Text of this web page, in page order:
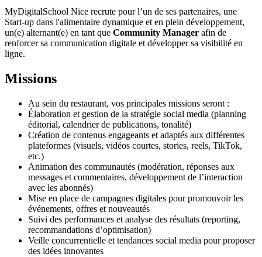
MyDigitalSchool Nice recrute pour l’un de ses partenaires, une
Start-up dans l'alimentaire dynamique et en plein développement,
un(e) alternant(e) en tant que Community Manager afin de
renforcer sa communication digitale et développer sa visibilité en
ligne.
Missions
Au sein du restaurant, vos principales missions seront :
Élaboration et gestion de la stratégie social media (planning
éditorial, calendrier de publications, tonalité)
Création de contenus engageants et adaptés aux différentes
plateformes (visuels, vidéos courtes, stories, reels, TikTok,
etc.)
Animation des communautés (modération, réponses aux
messages et commentaires, développement de l’interaction
avec les abonnés)
Mise en place de campagnes digitales pour promouvoir les
événements, offres et nouveautés
Suivi des performances et analyse des résultats (reporting,
recommandations d’optimisation)
Veille concurrentielle et tendances social media pour proposer
des idées innovantes